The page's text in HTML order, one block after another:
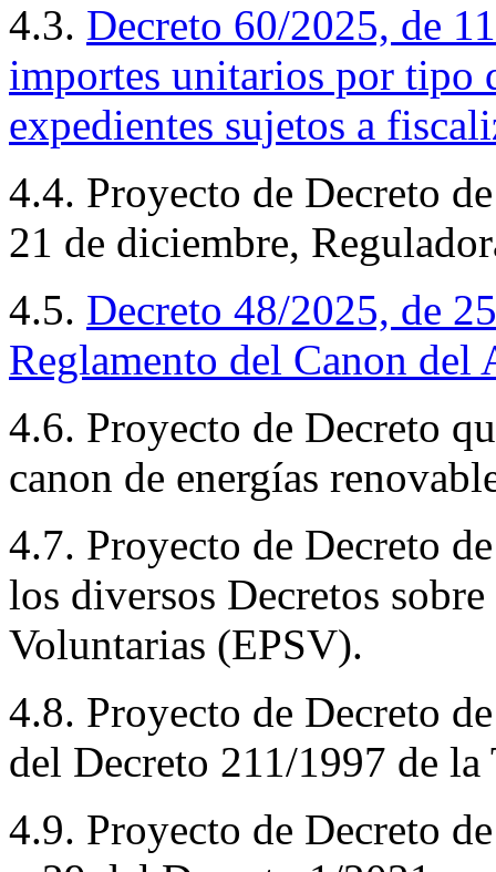
4.3. Decreto 60/2025, de
importes unitarios por tipo
expedientes sujetos a
4.4. Proyecto de Decreto
21 de diciembre,
4.5. Decreto 48/2025, de
Reglamento del Canon del
4.6. Proyecto de Decreto
canon de energías
4.7. Proyecto de Decreto
los diversos Decretos
Voluntarias (EPSV).
4.8. Proyecto de Decreto
del Decreto 211/1997 de la
4.9. Proyecto de Decreto